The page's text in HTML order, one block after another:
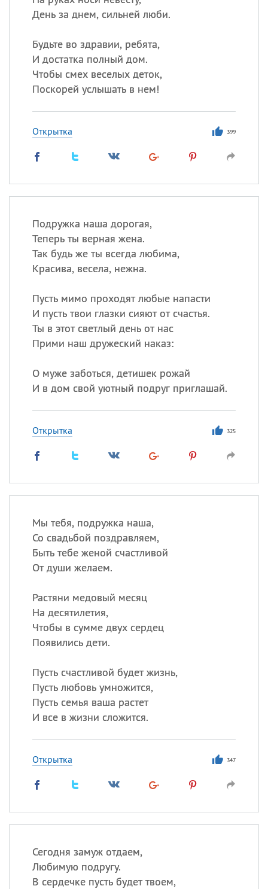
День за днем, сильней люби.
Будьте во здравии, ребята,
И достатка полный дом.
Чтобы смех веселых деток,
Поскорей услышать в нем!
Открытка 399
Подружка наша дорогая,
Теперь ты верная жена.
Так будь же ты всегда любима,
Красива, весела, нежна.
Пусть мимо проходят любые напасти
И пусть твои глазки сияют от счастья.
Ты в этот светлый день от нас
Прими наш дружеский наказ:
О муже заботься, детишек рожай
И в дом свой уютный подруг приглашай.
Открытка 325
Мы тебя, подружка наша,
Со свадьбой поздравляем,
Быть тебе женой счастливой
От души желаем.
Растяни медовый месяц
На десятилетия,
Чтобы в сумме двух сердец
Появились дети.
Пусть счастливой будет жизнь,
Пусть любовь умножится,
Пусть семья ваша растет
И все в жизни сложится.
Открытка 347
Сегодня замуж отдаем,
Любимую подругу.
В сердечке пусть будет твоем,